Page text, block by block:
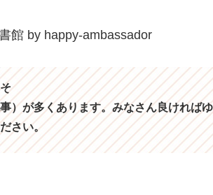
館 by happy-ambassador
）が多くあります。みなさん良ければゆ
さい。